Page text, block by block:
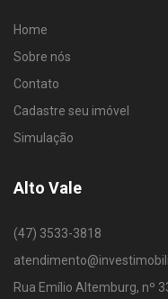
Home
Sobre nós
Contato
Cadastre seu imóvel
Simulação
Alto Vale
(47) 3533-3818
Rua Emílio Altemburg, nº